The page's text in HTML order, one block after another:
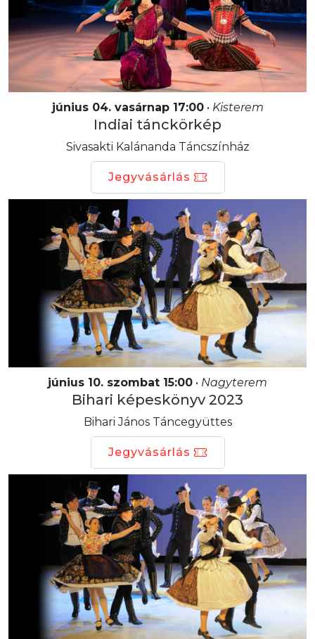
június 04. vasárnap 17:00• Kisterem
Indiai tánckörkép
Sivasakti Kalánanda Táncszínház
Jegyvásárlás
június 10. szombat 15:00 • Nagyterem
Bihari képeskönyv 2023
Bihari János Táncegyüttes
Jegyvásárlás